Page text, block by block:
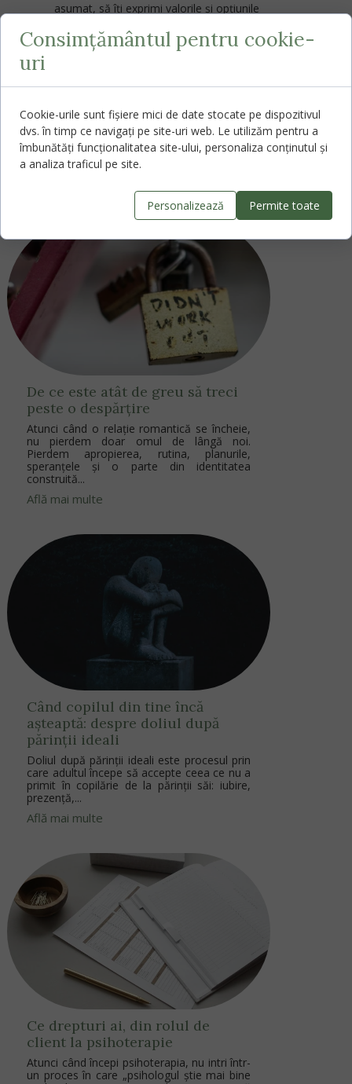
De ce este atât de greu să treci
peste o despărțire
Atunci când o relație romantică se încheie,
nu pierdem doar omul de lângă noi.
Pierdem apropierea, rutina, planurile,
speranțele și o parte din identitatea
construită...
Află mai multe
Când copilul din tine încă
așteaptă: despre doliul după
părinții ideali
Doliul după părinții ideali este procesul prin
care adultul începe să accepte ceea ce nu a
primit în copilărie de la părinții săi: iubire,
prezență,...
Află mai multe
Ce drepturi ai, din rolul de
client la psihoterapie
Atunci când începi psihoterapia, nu intri într-
un proces în care „psihologul știe mai bine
Citește mai multe articole:
asumat, să îți exprimi valorile și opțiunile
îți aduce echilibru.
ce anume stă în puterea mea în aceste
săptămâni și cum mă pot asigura că am grijă
nu numai de viitorul țării noastre, dar și de mine
însumi?
Consimțământul pentru cookie-
uri
Cookie-urile sunt fișiere mici de date stocate pe dispozitivul
dvs. în timp ce navigați pe site-uri web. Le utilizăm pentru a
îmbunătăți funcționalitatea site-ului, personaliza conținutul și
a analiza traficul pe site.
Personalizează Permite toate